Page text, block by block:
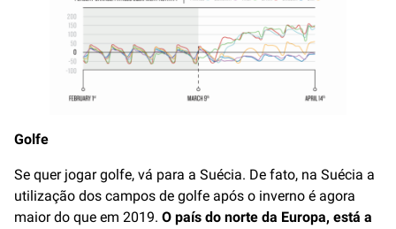
Golfe
Se quer jogar golfe, vá para a Suécia. De fato, na Suécia a
utilização dos campos de golfe após o inverno é agora
maior do que em 2019. O país do norte da Europa, está a